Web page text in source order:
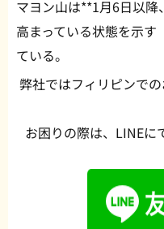
マヨン山は**1月6日以
高まっている状態を示
ている。
弊社ではフィリピンで
お困りの際は、LINEに